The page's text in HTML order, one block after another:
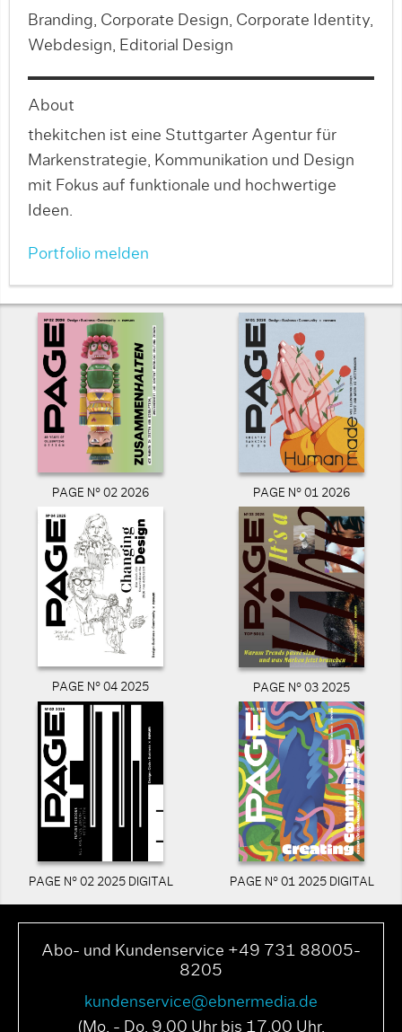
Branding, Corporate Design, Corporate Identity,
Webdesign, Editorial Design
About
thekitchen ist eine Stuttgarter Agentur für
Markenstrategie, Kommunikation und Design
mit Fokus auf funktionale und hochwertige
Ideen.
Portfolio melden
PAGE N° 02 2026 PAGE N° 01 2026
PAGE N° 04 2025 PAGE N° 03 2025
PAGE N° 02 2025 DIGITAL PAGE N° 01 2025 DIGITAL
Abo- und Kundenservice +49 731 88005-
8205
kundenservice@ebnermedia.de
(Mo. - Do. 9.00 Uhr bis 17.00 Uhr,